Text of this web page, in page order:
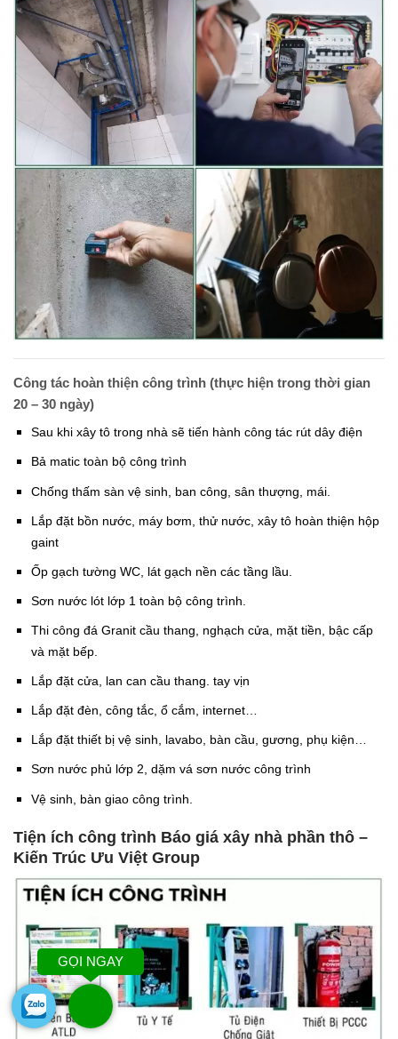
Công tác hoàn thiện công trình (thực hiện trong thời gian
20 – 30 ngày)
Sau khi xây tô trong nhà sẽ tiến hành công tác rút dây điện
Bả matic toàn bộ công trình
Chống thấm sàn vệ sinh, ban công, sân thượng, mái.
Lắp đặt bồn nước, máy bơm, thử nước, xây tô hoàn thiện hộp
gaint
Ốp gạch tường WC, lát gạch nền các tầng lầu.
Sơn nước lót lớp 1 toàn bộ công trình.
Thi công đá Granit cầu thang, nghạch cửa, mặt tiền, bậc cấp
và mặt bếp.
Lắp đặt cửa, lan can cầu thang. tay vịn
Lắp đặt đèn, công tắc, ổ cắm, internet…
Lắp đặt thiết bị vệ sinh, lavabo, bàn cầu, gương, phụ kiện…
Sơn nước phủ lớp 2, dặm vá sơn nước công trình
Vệ sinh, bàn giao công trình.
Tiện ích công trình Báo giá xây nhà phần thô –
Kiến Trúc Ưu Việt Group
GỌI NGAY